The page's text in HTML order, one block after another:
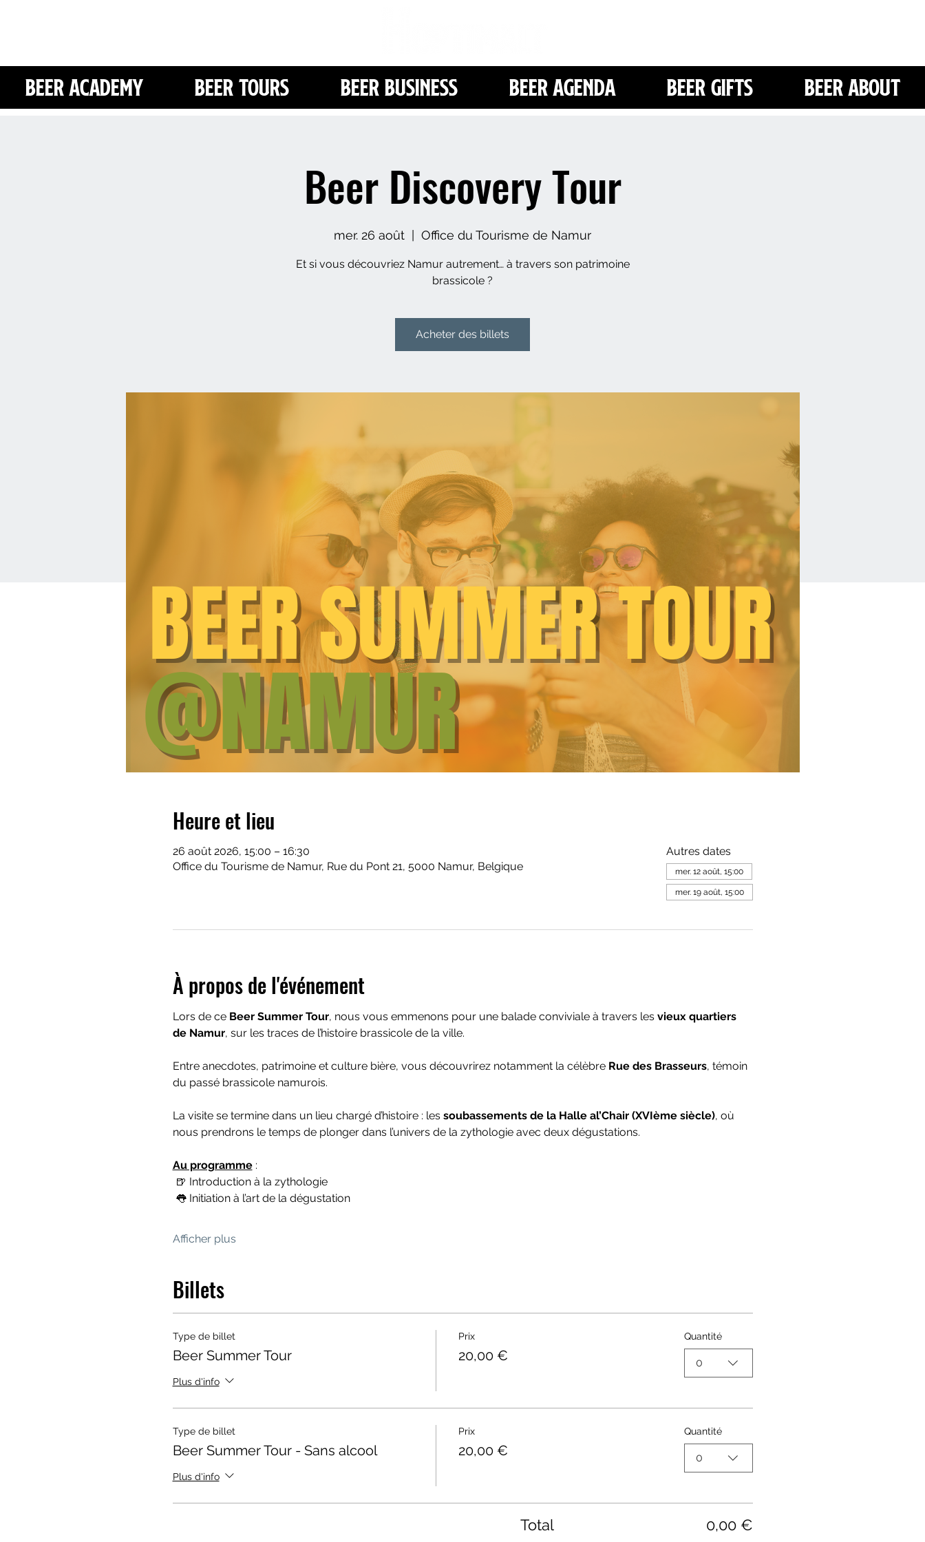
Beer Academy Beer Tours Beer Business Beer Agenda Beer Gifts Beer About
Beer Discovery Tour
mer. 26 août Office du Tourisme de Namur
Et si vous découvriez Namur autrement… à travers son patrimoine
brassicole ?
Acheter des billets
Heure et lieu
26 août 2026, 15:00 – 16:30
Office du Tourisme de Namur, Rue du Pont 21, 5000 Namur, Belgique
Autres dates
mer. 12 août, 15:00
mer. 19 août, 15:00
À propos de l'événement
Lors de ce Beer Summer Tour, nous vous emmenons pour une balade conviviale à travers les vieux quartiers
de Namur, sur les traces de l’histoire brassicole de la ville.
Entre anecdotes, patrimoine et culture bière, vous découvrirez notamment la célèbre Rue des Brasseurs, témoin
du passé brassicole namurois.
La visite se termine dans un lieu chargé d’histoire : les soubassements de la Halle al’Chair (XVIème siècle), où
nous prendrons le temps de plonger dans l’univers de la zythologie avec deux dégustations.
Au programme :
🍺 Introduction à la zythologie
👅 Initiation à l’art de la dégustation
Afficher plus
Billets
Type de billet
Beer Summer Tour
Plus d'info
Prix
20,00 €
Quantité
0
Type de billet
Beer Summer Tour - Sans alcool
Plus d'info
Prix
20,00 €
Quantité
0
Total 0,00 €